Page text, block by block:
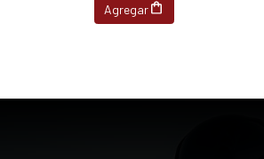
Agregar